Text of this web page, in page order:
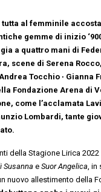
al femminile
gemme di inizio
a quattro mani di
scene di Serena
Tocchio ∙ Gianna
Fondazione Arena di
come l’acclamata
Lombardi, tante
della Stagione Lirica
Susanna eSuor Angelica ,
nuovo allestimento della